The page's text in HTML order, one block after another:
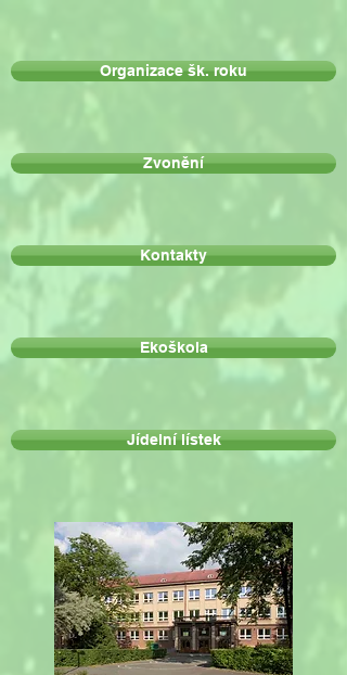
Organizace šk. roku
Zvonění
Kontakty
Ekoškola
Jídelní lístek